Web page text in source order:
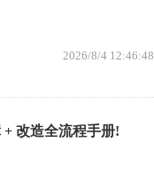
2026/8/4 12:46:48
改造全流程手册!